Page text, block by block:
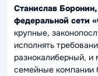
Станислав
федеральной сети
крупные,
исполнять
разнокалиберный,
семейные компании